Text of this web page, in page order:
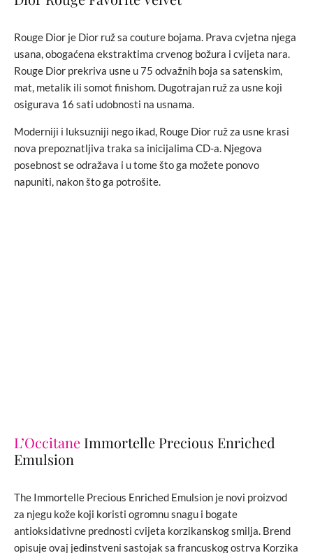
Rouge Dior je Dior ruž sa couture bojama. Prava cvjetna njega
usana, obogaćena ekstraktima crvenog božura i cvijeta nara.
Rouge Dior prekriva usne u 75 odvažnih boja sa satenskim,
mat, metalik ili somot finishom. Dugotrajan ruž za usne koji
osigurava 16 sati udobnosti na usnama.
Moderniji i luksuzniji nego ikad, Rouge Dior ruž za usne krasi
nova prepoznatljiva traka sa inicijalima CD-a. Njegova
posebnost se odražava i u tome što ga možete ponovo
napuniti, nakon što ga potrošite.
L’Occitane Immortelle Precious Enriched
Emulsion
The Immortelle Precious Enriched Emulsion je novi proizvod
za njegu kože koji koristi ogromnu snagu i bogate
antioksidativne prednosti cvijeta korzikanskog smilja. Brend
opisuje ovaj jedinstveni sastojak sa francuskog ostrva Korzika